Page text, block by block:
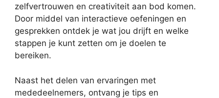
zelfvertrouwen en creativiteit aan bod komen.
Door middel van interactieve oefeningen en
gesprekken ontdek je wat jou drijft en welke
stappen je kunt zetten om je doelen te
bereiken.
Naast het delen van ervaringen met
mededeelnemers, ontvang je tips en